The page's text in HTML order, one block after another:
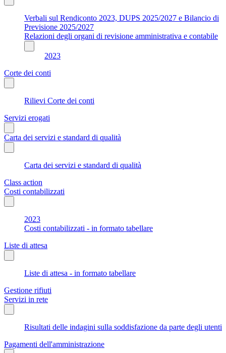
Verbali sul Rendiconto 2023, DUPS 2025/2027 e Bilancio di
Previsione 2025/2027
Relazioni degli organi di revisione amministrativa e contabile
2023
Corte dei conti
Rilievi Corte dei conti
Servizi erogati
Carta dei servizi e standard di qualità
Carta dei servizi e standard di qualità
Class action
Costi contabilizzati
2023
Costi contabilizzati - in formato tabellare
Liste di attesa
Liste di attesa - in formato tabellare
Gestione rifiuti
Servizi in rete
Risultati delle indagini sulla soddisfazione da parte degli utenti
Pagamenti dell'amministrazione